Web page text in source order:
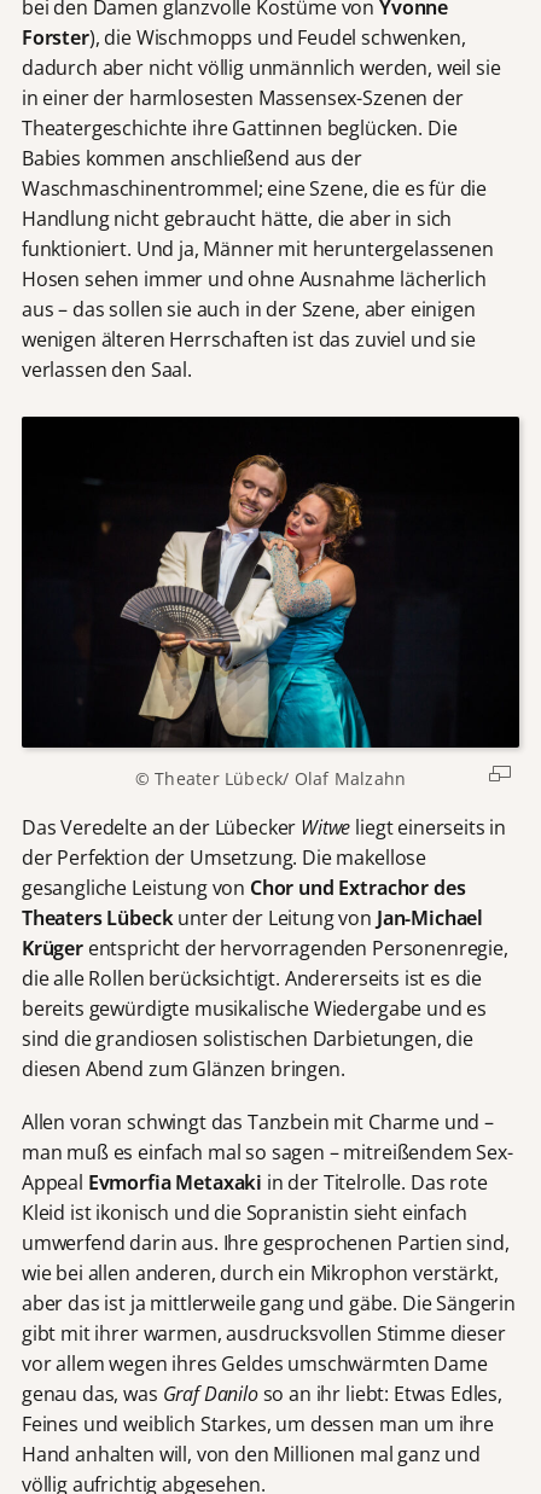
bei den Damen glanzvolle Kostüme von Yvonne
Forster), die Wischmopps und Feudel schwenken,
dadurch aber nicht völlig unmännlich werden, weil sie
in einer der harmlosesten Massensex-Szenen der
Theatergeschichte ihre Gattinnen beglücken. Die
Babies kommen anschließend aus der
Waschmaschinentrommel; eine Szene, die es für die
Handlung nicht gebraucht hätte, die aber in sich
funktioniert. Und ja, Männer mit heruntergelassenen
Hosen sehen immer und ohne Ausnahme lächerlich
aus – das sollen sie auch in der Szene, aber einigen
wenigen älteren Herrschaften ist das zuviel und sie
verlassen den Saal.
© Theater Lübeck/ Olaf Malzahn
Das Veredelte an der Lübecker Witwe liegt einerseits in
der Perfektion der Umsetzung. Die makellose
gesangliche Leistung von Chor und Extrachor des
Theaters Lübeckunter der Leitung von Jan-Michael
Krügerentspricht der hervorragenden Personenregie,
die alle Rollen berücksichtigt. Andererseits ist es die
bereits gewürdigte musikalische Wiedergabe und es
sind die grandiosen solistischen Darbietungen, die
diesen Abend zum Glänzen bringen.
Allen voran schwingt das Tanzbein mit Charme und –
man muß es einfach mal so sagen – mitreißendem Sex-
Appeal Evmorfia Metaxaki in der Titelrolle. Das rote
Kleid ist ikonisch und die Sopranistin sieht einfach
umwerfend darin aus. Ihre gesprochenen Partien sind,
wie bei allen anderen, durch ein Mikrophon verstärkt,
aber das ist ja mittlerweile gang und gäbe. Die Sängerin
gibt mit ihrer warmen, ausdrucksvollen Stimme dieser
vor allem wegen ihres Geldes umschwärmten Dame
genau das, was Graf Daniloso an ihr liebt: Etwas Edles,
Feines und weiblich Starkes, um dessen man um ihre
Hand anhalten will, von den Millionen mal ganz und
völlig aufrichtig abgesehen.